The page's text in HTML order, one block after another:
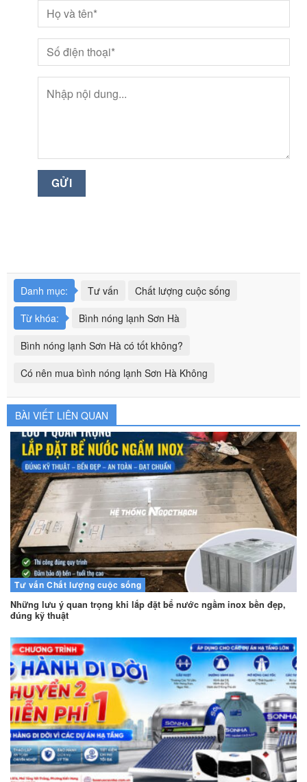
Danh mục: Tư vấn
Chất lượng cuộc sống
Từ khóa:
Bình nóng lạnh Sơn Hà
Bình nóng lạnh Sơn Hà có tốt không?
Có nên mua bình nóng lạnh Sơn Hà Không
BÀI VIẾT LIÊN QUAN
Tư vấn Chất lượng cuộc sống
Những lưu ý quan trọng khi lắp đặt bể nước ngầm inox bền đẹp,
đúng kỹ thuật